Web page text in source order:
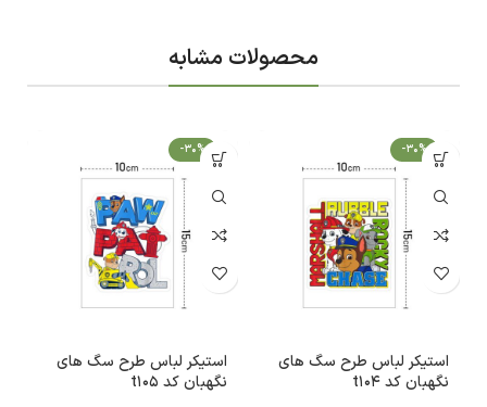
محصولات مشابه
-30%
استیکر لباس طرح سگ های
نگهبان کد t104
-30%
استیکر لباس طرح سگ های
نگهبان کد t105